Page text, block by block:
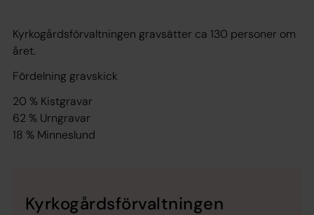
Kyrkogårdsförvaltningen gravsätter ca 130 personer om
året.
Fördelning gravskick
20 % Kistgravar
62 % Urngravar
18 % Minneslund
Kyrkogårdsförvaltningen